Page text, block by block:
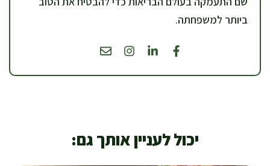
ביותר למשפחתה.
יכול לעניין אותך גם: